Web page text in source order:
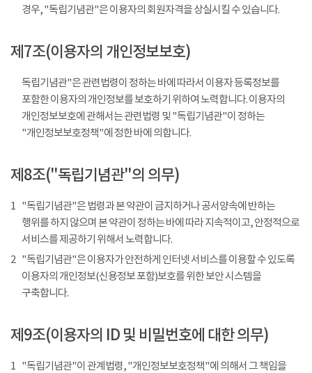
경우, "독립기념관"은 이용자의 회원자격을 상실시킬 수 있습니다.
제7조(이용자의 개인정보보호)
독립기념관"은 관련법령이 정하는 바에 따라서 이용자 등록정보를
포함한 이용자의 개인정보를 보호하기 위하여 노력합니다. 이용자의
개인정보보호에 관해서는 관련법령 및 "독립기념관"이 정하는
"개인정보보호정책"에 정한 바에 의합니다.
제8조("독립기념관"의 의무)
1 "독립기념관"은 법령과 본 약관이 금지하거나 공서양속에 반하는
행위를 하지 않으며 본 약관이 정하는 바에 따라 지속적이고, 안정적으로
서비스를 제공하기 위해서 노력합니다.
2 "독립기념관"은 이용자가 안전하게 인터넷 서비스를 이용할 수 있도록
이용자의 개인정보(신용정보 포함)보호를 위한 보안 시스템을
구축합니다.
제9조(이용자의 ID 및 비밀번호에 대한 의무)
1 "독립기념관"이 관계법령, "개인정보보호정책"에 의해서 그 책임을